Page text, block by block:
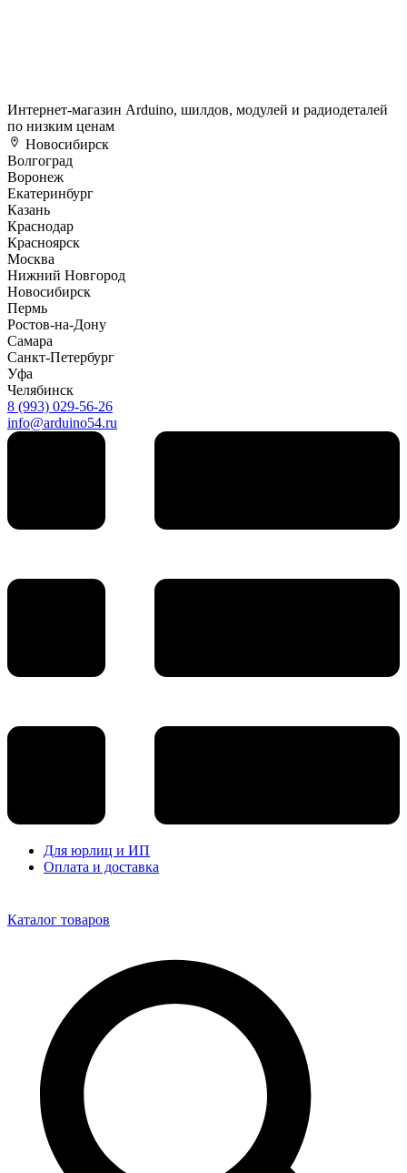
Интернет-магазин Arduino, шилдов, модулей и радиодеталей
по низким ценам
Новосибирск
Волгоград
Воронеж
Екатеринбург
Казань
Краснодар
Красноярск
Москва
Нижний Новгород
Новосибирск
Пермь
Ростов-на-Дону
Самара
Санкт-Петербург
Уфа
Челябинск
8 (993) 029-56-26
info@arduino54.ru
Для юрлиц и ИП
Оплата и доставка
Каталог товаров